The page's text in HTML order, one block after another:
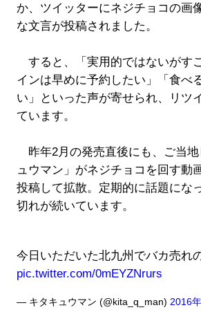
か、ツイッターにネジチョコの画
な文言が投稿されました。
すると、「実用的ではないがす
インは早めに予約したい」「食べ
い」といった声が寄せられ、リツ
ています。
昨年2月の発売直後にも、ご当地
ュウマン」がネジチョコを回す動
投稿して拡散。定期的に話題にな
切れが続いています。
今日いただいた北九州でバカ売れ
pic.twitter.com/0mEYZNrurs
— キタキュウマン (@kita_q_man) 2016